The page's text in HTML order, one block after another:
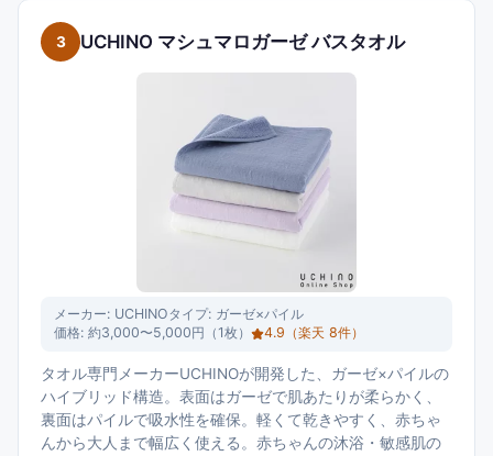
3 UCHINO マシュマロガーゼ バスタオル
メーカー: UCHINOタイプ: ガーゼ×パイル
価格: 約3,000〜5,000円（1枚） 4.9 （楽天 8件）
タオル専門メーカーUCHINOが開発した、ガーゼ×パイルの
ハイブリッド構造。表面はガーゼで肌あたりが柔らかく、
裏面はパイルで吸水性を確保。軽くて乾きやすく、赤ちゃ
んから大人まで幅広く使える。赤ちゃんの沐浴・敏感肌の